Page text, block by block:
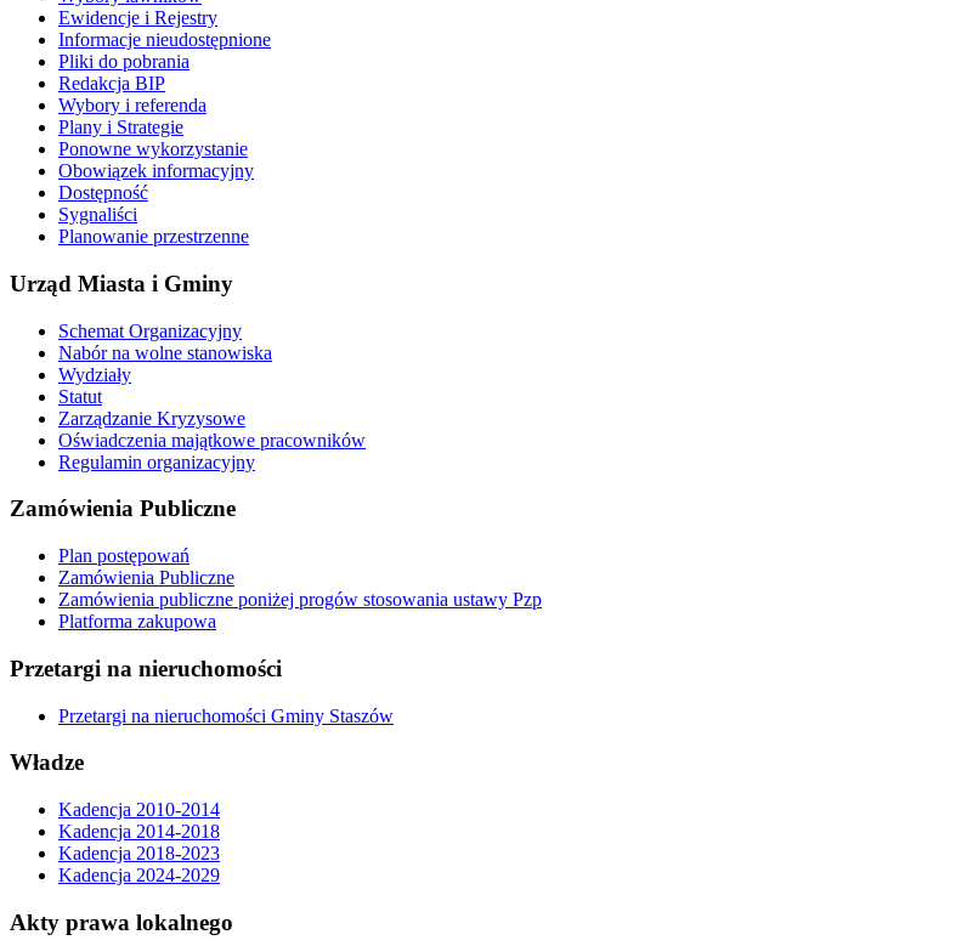
Ewidencje i Rejestry
Informacje nieudostępnione
Pliki do pobrania
Redakcja BIP
Wybory i referenda
Plany i Strategie
Ponowne wykorzystanie
Obowiązek informacyjny
Dostępność
Sygnaliści
Planowanie przestrzenne
Urząd Miasta i Gminy
Schemat Organizacyjny
Nabór na wolne stanowiska
Wydziały
Statut
Zarządzanie Kryzysowe
Oświadczenia majątkowe pracowników
Regulamin organizacyjny
Zamówienia Publiczne
Plan postępowań
Zamówienia Publiczne
Zamówienia publiczne poniżej progów stosowania ustawy Pzp
Platforma zakupowa
Przetargi na nieruchomości
Przetargi na nieruchomości Gminy Staszów
Władze
Kadencja 2010-2014
Kadencja 2014-2018
Kadencja 2018-2023
Kadencja 2024-2029
Akty prawa lokalnego